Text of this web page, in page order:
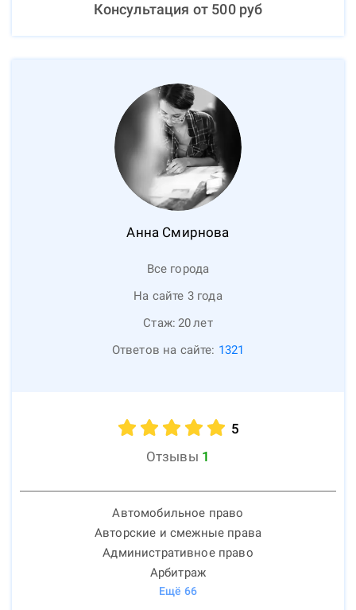
Консультация от 500руб
Анна Смирнова
Все города
На сайте 3 года
Стаж: 20лет
Ответов на сайте: 1321
5
Отзывы 1
Автомобильное право
Авторские и смежные права
Административное право
Арбитраж
Ещё 66